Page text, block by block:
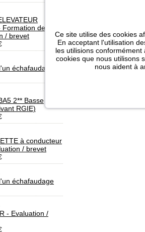
Formation de base
/ brevet
échafaudage
2** Basse
RGIE)
à conducteur
/ brevet
échafaudage
- Evaluation /
Ce site utilise des cookies
En acceptant l'utilisation
les utilisions
cookies que nous utilisons
nous aident à